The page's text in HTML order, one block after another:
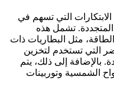
التي تسهم في
تشمل هذه
مثل البطاريات ذات
التي تستخدم لتخزين
بالإضافة إلى ذلك، يتم
الشمسية وتوربينات